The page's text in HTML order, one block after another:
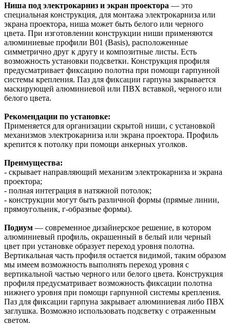
Ниша под электрокарниз и экран проектора — это
специальная конструкция, для монтажа электрокарниза или
экрана проектора, ниша может быть белого или черного
цвета. При изготовлении конструкции ниши применяются
алюминиевые профили B01 (Basis), расположенные
симметрично друг к другу и композитные листы. Есть
возможность установки подсветки. Конструкция профиля
предусматривает фиксацию полотна при помощи гарпунной
системы крепления. Паз для фиксации гарпуна закрывается
маскирующей алюминиевой или ПВХ вставкой, черного или
белого цвета.
Рекомендации по установке:
Применяется для организации скрытой ниши, с установкой
механизмов электрокарниза или экрана проектора. Профиль
крепится к потолку при помощи анкерных уголков.
Преимущества:
- скрывает направляющий механизм электрокарниза и экрана
проектора;
- полная интеграция в натяжной потолок;
- конструкции могут быть различной формы (прямые линии,
прямоугольник, г-образные формы).
Подиум — современное дизайнерское решение, в котором
алюминиевый профиль, окрашенный в белый или черный
цвет при установке образует переход уровня полотна.
Вертикальная часть профиля остается видимой, таким образом
мы имеем возможность выполнять переход уровня с
вертикальной частью черного или белого цвета. Конструкция
профиля предусматривает возможность фиксации полотна
нижнего уровня при помощи гарпунной системы крепления.
Паз для фиксации гарпуна закрывает алюминиевая либо ПВХ
заглушка. Возможно использовать подсветку с отраженным
светом.